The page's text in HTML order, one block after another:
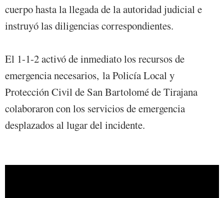
cuerpo hasta la llegada de la autoridad judicial e
instruyó las diligencias correspondientes.
El 1-1-2 activó de inmediato los recursos de
emergencia necesarios, la Policía Local y
Protección Civil de San Bartolomé de Tirajana
colaboraron con los servicios de emergencia
desplazados al lugar del incidente.